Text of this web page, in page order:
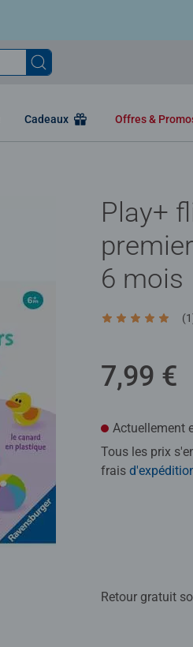
Cadeaux Offres &
Play+
6 mois
Average rating
7,99 €
Actuellement
Tous les prix
frais
Retour gratuit